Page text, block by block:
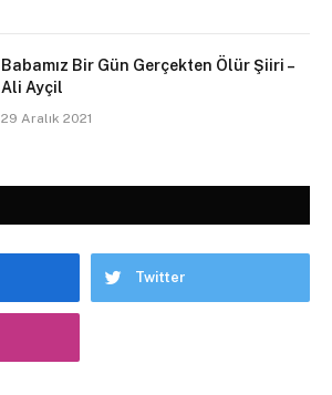
Babamız Bir Gün Gerçekten Ölür Şiiri –
Ali Ayçil
29 Aralık 2021
Twitter